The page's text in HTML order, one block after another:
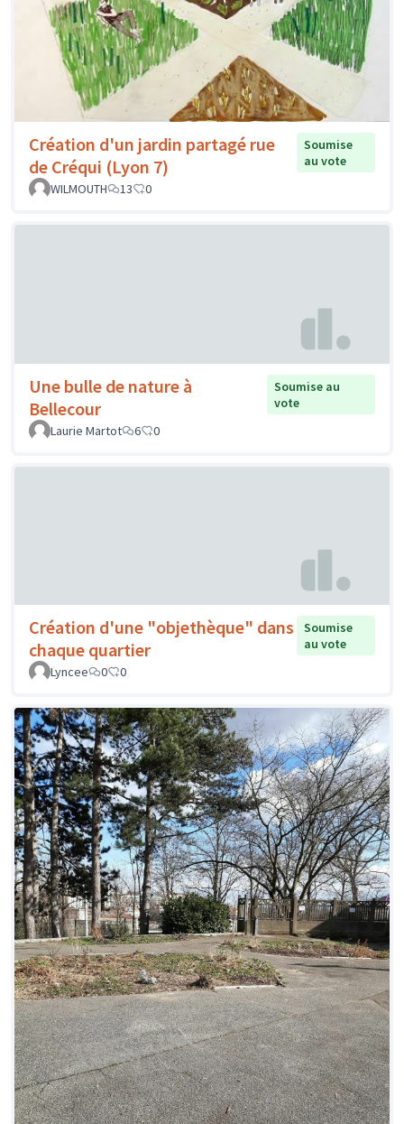
Création d'un jardin partagé rue
de Créqui (Lyon 7)
Soumise
au vote
WILMOUTH
13 0
Une bulle de nature à
Bellecour
Soumise au
vote
Laurie Martot
6 0
Création d'une "objethèque" dans
chaque quartier
Soumise
au vote
Lyncee
0 0